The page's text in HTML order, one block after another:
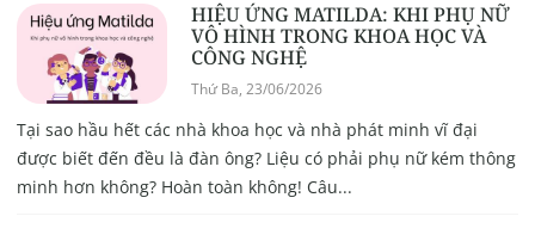
HIỆU ỨNG MATILDA: KHI PHỤ NỮ
VÔ HÌNH TRONG KHOA HỌC VÀ
CÔNG NGHỆ
Thứ Ba, 23/06/2026
Tại sao hầu hết các nhà khoa học và nhà phát minh vĩ đại
được biết đến đều là đàn ông? Liệu có phải phụ nữ kém thông
minh hơn không? Hoàn toàn không! Câu...